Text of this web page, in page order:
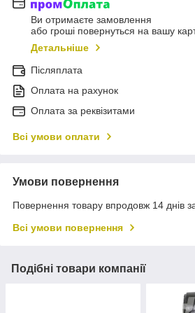
Ви отримаєте замовлення
або гроші повернуться на вашу
Детальніше
Післяплата
Оплата на рахунок
Оплата за реквізитами
Всі умови оплати
Умови повернення
Повернення товару впродовж 14 днів
Всі умови повернення
Подібні товари компанії